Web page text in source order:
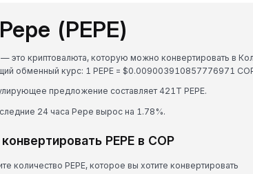
(PEPE)
это криптовалюта, которую можно конвертировать в
обменный курс: 1 PEPE = $0.009003910857776971
предложение составляет 421T PEPE.
24 часа Pepe вырос на 1.78%.
PEPE в COP
количество PEPE, которое вы хотите конвертировать